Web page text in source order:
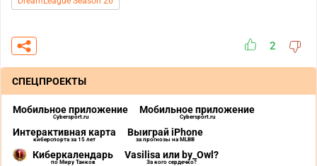
2
СПЕЦПРОЕКТЫ
Мобильное приложение
Cybersport.ru
Мобильное приложение
Cybersport.ru
Интерактивная карта
киберспорта за 15 лет
Выиграй iPhone
за прогнозы на MLBB
Киберкалендарь
по Миру Танков
Vasilisa или by_Owl?
За кого сердечко?